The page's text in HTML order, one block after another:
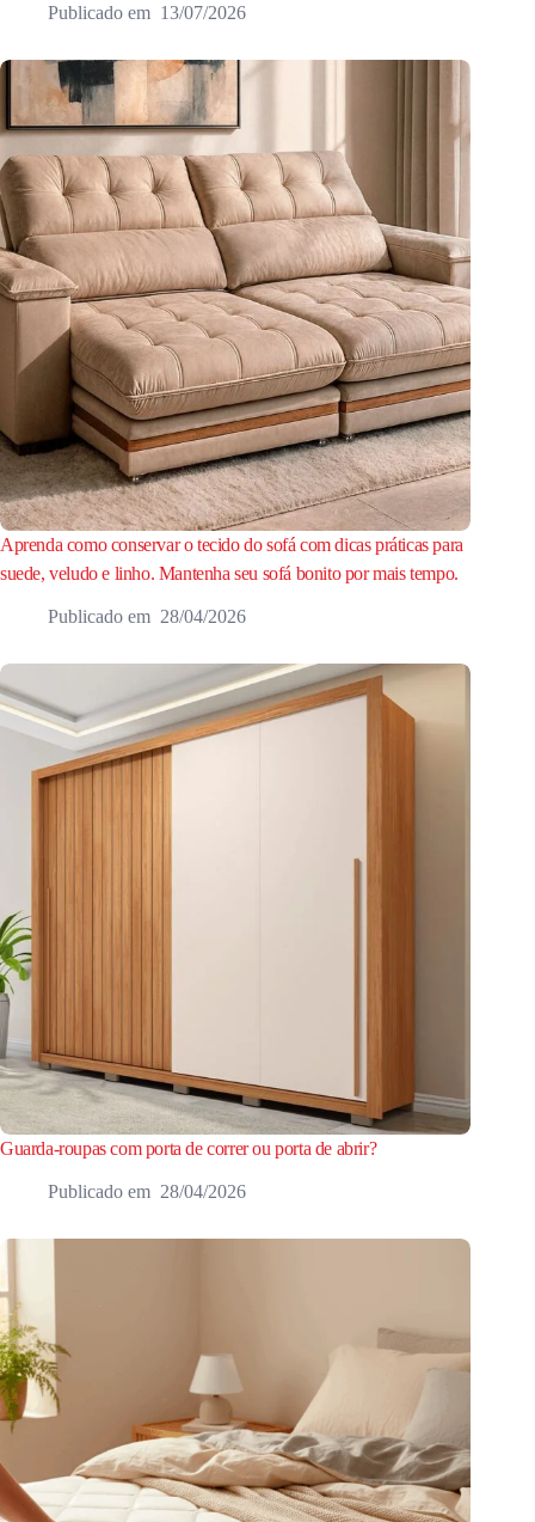
13/07/2026
Aprenda como conservar o tecido do sofá com dicas práticas para
suede, veludo e linho. Mantenha seu sofá bonito por mais tempo.
28/04/2026
Guarda-roupas com porta de correr ou porta de abrir?
28/04/2026